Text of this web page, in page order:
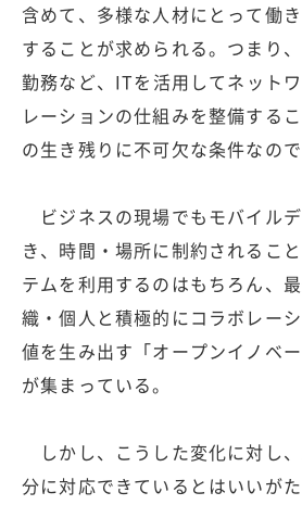
含めて、多様な人材にとって働
することが求められる。つまり
勤務など、ITを活用してネット
レーションの仕組みを整備する
の生き残りに不可欠な条件なので
ビジネスの現場でもモバイル
き、時間・場所に制約されるこ
テムを利用するのはもちろん、
織・個人と積極的にコラボレー
値を生み出す「オープンイノベ
が集まっている。
しかし、こうした変化に対し
分に対応できているとはいいが